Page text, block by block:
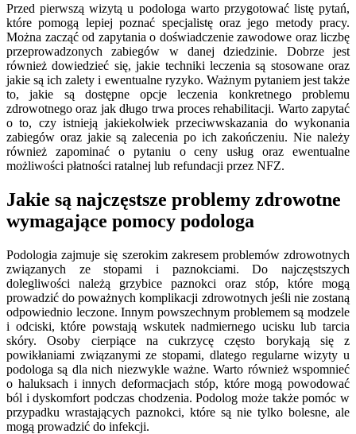
Przed pierwszą wizytą u podologa warto przygotować listę pytań,
które pomogą lepiej poznać specjalistę oraz jego metody pracy.
Można zacząć od zapytania o doświadczenie zawodowe oraz liczbę
przeprowadzonych zabiegów w danej dziedzinie. Dobrze jest
również dowiedzieć się, jakie techniki leczenia są stosowane oraz
jakie są ich zalety i ewentualne ryzyko. Ważnym pytaniem jest także
to, jakie są dostępne opcje leczenia konkretnego problemu
zdrowotnego oraz jak długo trwa proces rehabilitacji. Warto zapytać
o to, czy istnieją jakiekolwiek przeciwwskazania do wykonania
zabiegów oraz jakie są zalecenia po ich zakończeniu. Nie należy
również zapominać o pytaniu o ceny usług oraz ewentualne
możliwości płatności ratalnej lub refundacji przez NFZ.
Jakie są najczęstsze problemy zdrowotne
wymagające pomocy podologa
Podologia zajmuje się szerokim zakresem problemów zdrowotnych
związanych ze stopami i paznokciami. Do najczęstszych
dolegliwości należą grzybice paznokci oraz stóp, które mogą
prowadzić do poważnych komplikacji zdrowotnych jeśli nie zostaną
odpowiednio leczone. Innym powszechnym problemem są modzele
i odciski, które powstają wskutek nadmiernego ucisku lub tarcia
skóry. Osoby cierpiące na cukrzycę często borykają się z
powikłaniami związanymi ze stopami, dlatego regularne wizyty u
podologa są dla nich niezwykle ważne. Warto również wspomnieć
o haluksach i innych deformacjach stóp, które mogą powodować
ból i dyskomfort podczas chodzenia. Podolog może także pomóc w
przypadku wrastających paznokci, które są nie tylko bolesne, ale
mogą prowadzić do infekcji.